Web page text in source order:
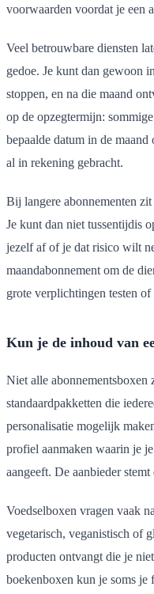
voorwaarden voordat je een
Veel betrouwbare diensten
gedoe. Je kunt dan gewoon
stoppen, en na die maand
op de opzegtermijn:
bepaalde datum in de
al in rekening gebracht.
Bij langere abonnementen
Je kunt dan niet tussentijdis
jezelf af of je dat risico wilt
maandabonnement om de
grote verplichtingen testen
Kun je de inhoud van
Niet alle abonnementsboxen
standaardpakketten die
personalisatie mogelijk
profiel aanmaken waarin je
aangeeft. De aanbieder
Voedselboxen vragen vaak
vegetarisch, veganistisch of
producten ontvangt die je
boekenboxen kun je soms je